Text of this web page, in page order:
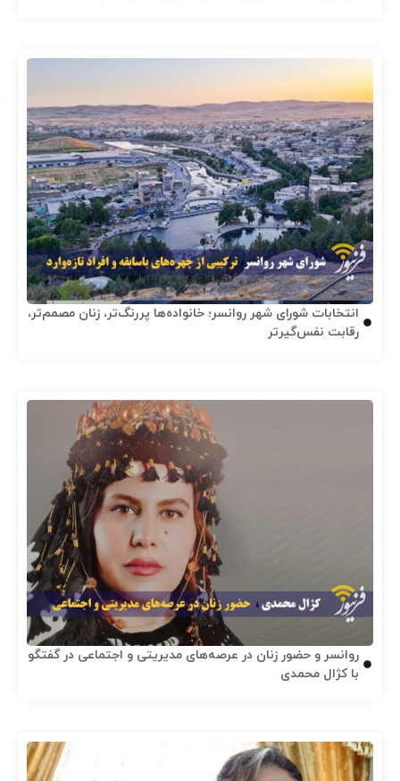
انتخابات شورای شهر روانسر؛ خانواده‌ها پررنگ‌تر، زنان مصمم‌تر،
رقابت نفس‌گیرتر
روانسر و حضور زنان در عرصه‌های مدیریتی و اجتماعی در گفتگو
با کژال محمدی